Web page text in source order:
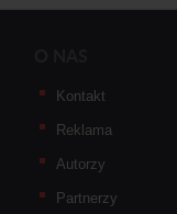
Kontakt
Reklama
Autorzy
Partnerzy